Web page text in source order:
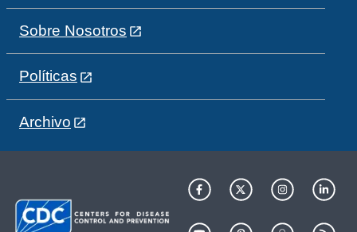
Sobre Nosotros
Políticas
Archivo